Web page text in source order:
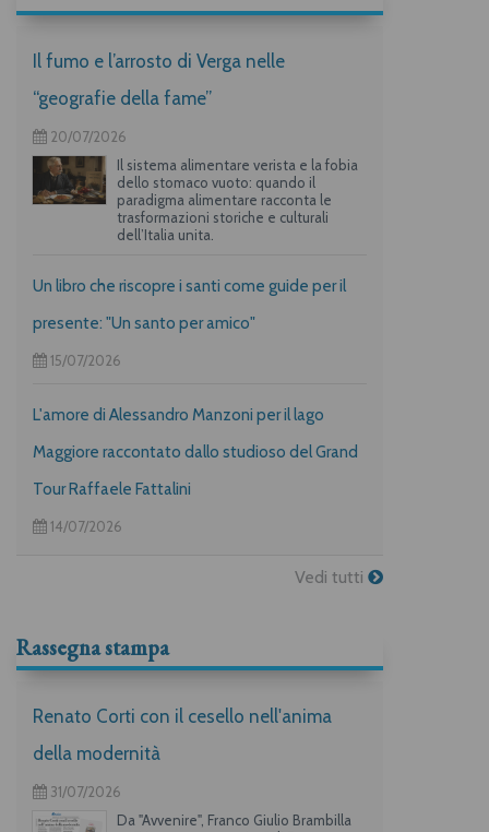
Il fumo e l’arrosto di Verga nelle
“geografie della fame”
20/07/2026
Il sistema alimentare verista e la fobia
dello stomaco vuoto: quando il
paradigma alimentare racconta le
trasformazioni storiche e culturali
dell’Italia unita.
Un libro che riscopre i santi come guide per il
presente: "Un santo per amico"
15/07/2026
L'amore di Alessandro Manzoni per il lago
Maggiore raccontato dallo studioso del Grand
Tour Raffaele Fattalini
14/07/2026
Vedi tutti
Rassegna stampa
Renato Corti con il cesello nell'anima
della modernità
31/07/2026
Da "Avvenire", Franco Giulio Brambilla